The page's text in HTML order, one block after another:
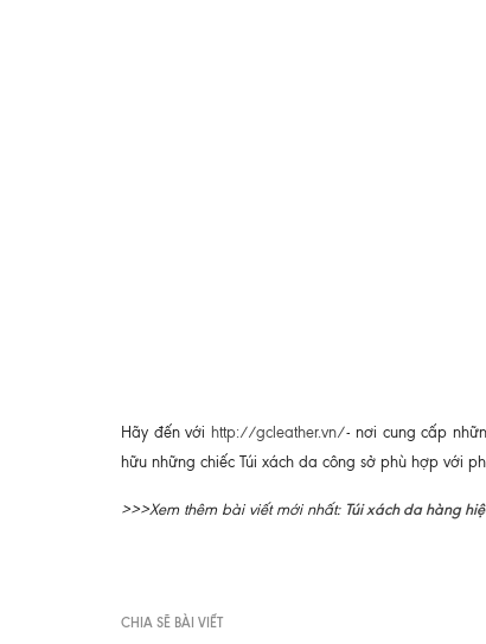
Hãy đến với http://gcleather.vn/- nơi cung cấp
hữu những chiếc Túi xách da công sở phù hợp với
>>>Xem thêm bài viết mới nhất: Túi xách da hàng
CHIA SẼ BÀI VIẾT